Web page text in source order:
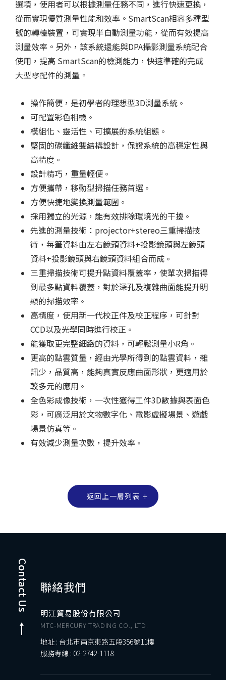
選項，使用者可以根據測量任務不同，進行快速更換，
從而實現優質測量性能和效率。SmartScan相容多種型
號的轉檯裝置，可實現半自動測量功能，從而有效提高
測量效率。另外，該系統還能與DPA攝影測量系統配合
使用，提高 SmartScan的檢測能力，快速準確的完成
大型零配件的測量。
操作簡便，是初學者的理想型3D測量系統 。
可配置彩色相機 。
模組化、靈活性、可擴展的系統組態 。
堅固的碳纖維雙結構設計，保證系統的高穩定性與
高精度 。
設計精巧，重量輕便 。
方便攜帶，移動型掃描任務首選 。
方便快捷地變換測量範圍 。
採用獨立的光源，能有效排除環境光的干擾 。
先進的測量技術：projector+stereo三重掃描技
術，每筆資料由左右鏡頭資料+投影鏡頭與左鏡頭
資料+投影鏡頭與右鏡頭資料組合而成 。
三重掃描技術可提升點資料覆蓋率，使單次掃描得
到最多點資料覆蓋，對於深孔及複雜曲面能提升明
顯的掃描效率 。
高精度，使用新一代校正件及校正程序，可針對
CCD以及光學同時進行校正 。
能獲取更完整細緻的資料，可輕鬆測量小R角 。
更高的點雲質量，經由光學所得到的點雲資料，雜
訊少，品質高，能夠真實反應曲面形狀，更適用於
較多元的應用 。
全色彩成像技術，一次性獲得工件3D數據與表面色
彩，可廣泛用於文物數字化、電影虛擬場景、遊戲
場景仿真等 。
有效減少測量次數，提升效率 。
返回上一層列表
Contact Us 聯絡我們
明江貿易股份有限公司
MTC-MERCURY TRADING CO., LTD.
地址 : 台北市南京東路五段356號11樓
服務專線 : 02-2742-1118